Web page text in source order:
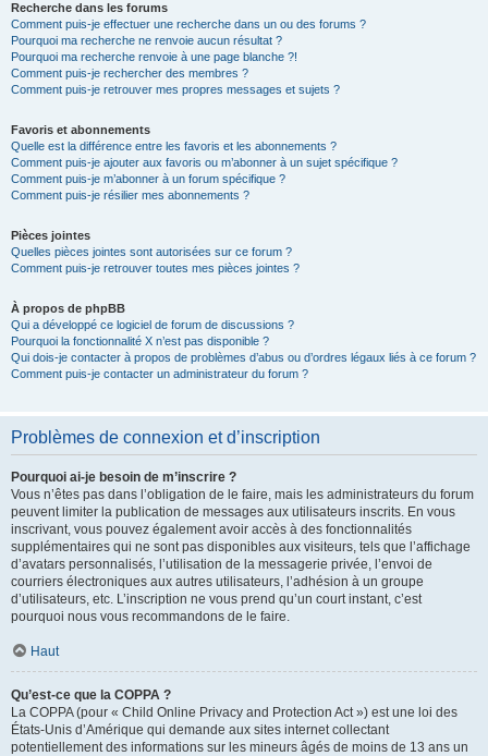
Recherche dans les forums
Comment puis-je effectuer une recherche dans un ou des forums ?
Pourquoi ma recherche ne renvoie aucun résultat ?
Pourquoi ma recherche renvoie à une page blanche ?!
Comment puis-je rechercher des membres ?
Comment puis-je retrouver mes propres messages et sujets ?
Favoris et abonnements
Quelle est la différence entre les favoris et les abonnements ?
Comment puis-je ajouter aux favoris ou m’abonner à un sujet spécifique ?
Comment puis-je m’abonner à un forum spécifique ?
Comment puis-je résilier mes abonnements ?
Pièces jointes
Quelles pièces jointes sont autorisées sur ce forum ?
Comment puis-je retrouver toutes mes pièces jointes ?
À propos de phpBB
Qui a développé ce logiciel de forum de discussions ?
Pourquoi la fonctionnalité X n’est pas disponible ?
Qui dois-je contacter à propos de problèmes d’abus ou d’ordres légaux liés à ce forum ?
Comment puis-je contacter un administrateur du forum ?
Problèmes de connexion et d’inscription
Pourquoi ai-je besoin de m’inscrire ?
Vous n’êtes pas dans l’obligation de le faire, mais les administrateurs du forum
peuvent limiter la publication de messages aux utilisateurs inscrits. En vous
inscrivant, vous pouvez également avoir accès à des fonctionnalités
supplémentaires qui ne sont pas disponibles aux visiteurs, tels que l’affichage
d’avatars personnalisés, l’utilisation de la messagerie privée, l’envoi de
courriers électroniques aux autres utilisateurs, l’adhésion à un groupe
d’utilisateurs, etc. L’inscription ne vous prend qu’un court instant, c’est
pourquoi nous vous recommandons de le faire.
Haut
Qu’est-ce que la COPPA ?
La COPPA (pour « Child Online Privacy and Protection Act ») est une loi des
États-Unis d’Amérique qui demande aux sites internet collectant
potentiellement des informations sur les mineurs âgés de moins de 13 ans un